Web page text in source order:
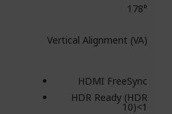
178°
Vertical Alignment (VA)
HDMI FreeSync
HDR Ready (HDR
10)<1